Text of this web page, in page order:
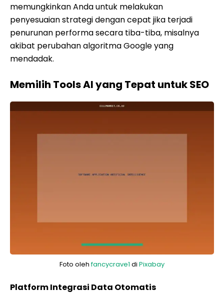
memungkinkan Anda untuk melakukan
penyesuaian strategi dengan cepat jika terjadi
penurunan performa secara tiba-tiba, misalnya
akibat perubahan algoritma Google yang
mendadak.
Memilih Tools AI yang Tepat untuk SEO
Foto olehfancycrave1 di Pixabay
Platform Integrasi Data Otomatis